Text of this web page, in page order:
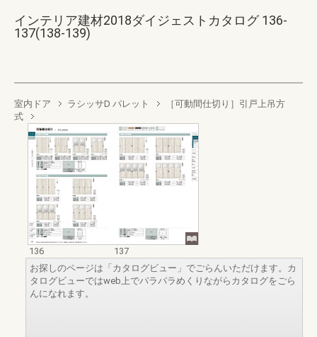
インテリア建材2018ダイジェストカタログ 136-
137(138-139)
室内ドア ラシッサD パレット
［可動間仕切り］引戸上吊方
式
136
137
お探しのページは「カタログビュー」でごらんいただけます。カ
タログビューではweb上でパラパラめくりながらカタログをごら
んになれます。